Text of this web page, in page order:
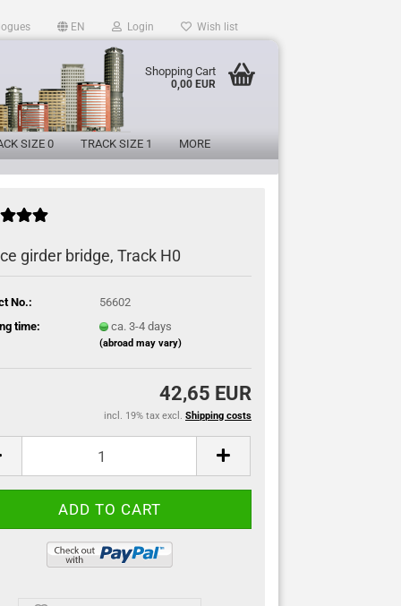
EN Login Wish list
Shopping Cart
0,00 EUR
SIZE 0 TRACK SIZE 1 MORE
girder bridge, Track H0
No.:
56602
time:
ca. 3-4 days
(abroad may vary)
42,65 EUR
incl. 19% tax excl. Shipping costs